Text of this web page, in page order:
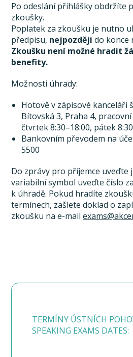
Po odeslání přihlášky obdržíte
zkoušky.
Poplatek za zkoušku je nutno
předpisu, nejpozději do konce
Zkoušku není možné hradit
benefity.
Možnosti úhrady:
Hotově v zápisové kanceláři
Bítovská 3, Praha 4,
čtvrtek 8:30–18:00, pátek
Bankovním převodem na
5500
Do zprávy pro příjemce uveďte
variabilní symbol uveďte číslo
k úhradě. Pokud hradíte
termínech, zašlete doklad o
zkoušku na e-mail
TERMÍNY ÚSTNÍCH
SPEAKING EXAMS DATES: